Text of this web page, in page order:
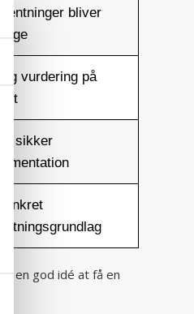
bliver
vurdering på
sikker
en god idé at få en